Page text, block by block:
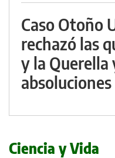
Caso Otoño
rechazó las
y la
absoluciones
Ciencia y Vida